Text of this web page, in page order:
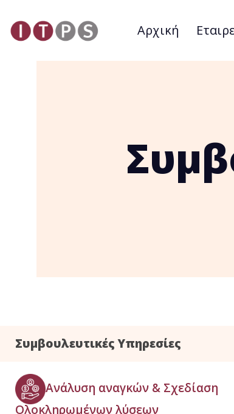
Αρχική
Συμβουλευτικές Υπηρεσίες
Ανάλυση αναγκών & Σχεδίαση
Ολοκληρωμένων λύσεων